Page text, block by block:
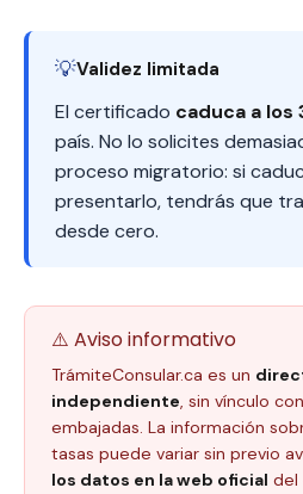
💡Validez limitada
El certificado caduca a los
país. No lo solicites
proceso migratorio: si
presentarlo, tendrás que
desde cero.
⚠️ Aviso informativo
TrámiteConsular.ca es un
independiente, sin vínculo
embajadas. La información
tasas puede variar sin previo
los datos en la web oficial del